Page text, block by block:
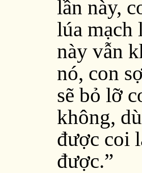
lần này,
lúa mạch
này vẫn
nó, con
sẽ bỏ lỡ
không,
được coi
được.”